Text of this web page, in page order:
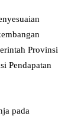
Provinsi
Pendapatan
pada